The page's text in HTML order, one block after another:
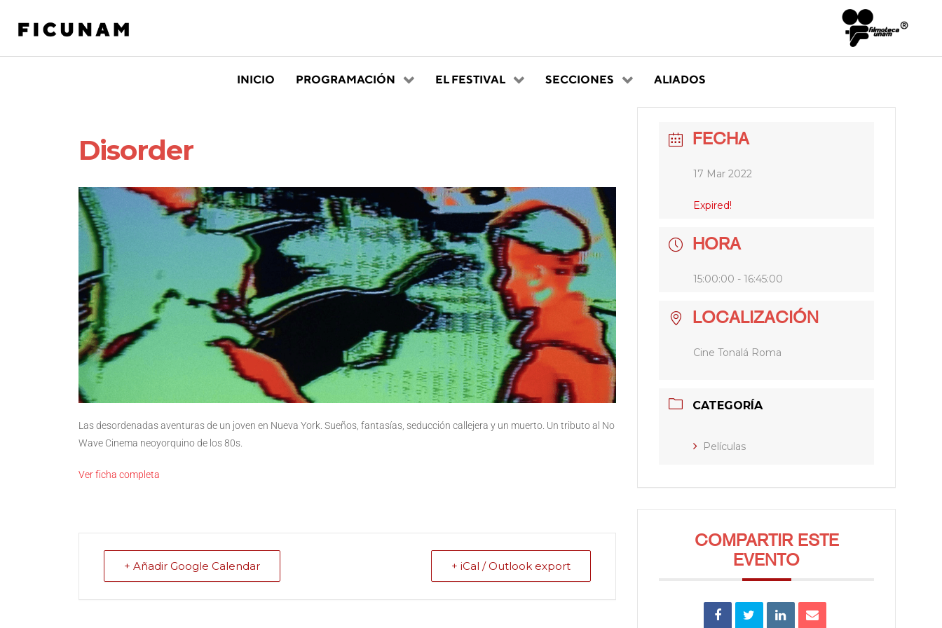
INICIO PROGRAMACIÓN EL FESTIVAL SECCIONES ALIADOS
Disorder
Las desordenadas aventuras de un joven en Nueva York. Sueños, fantasías, seducción callejera y un muerto. Un tributo al No
Wave Cinema neoyorquino de los 80s.
Ver ficha completa
+ Añadir Google Calendar + iCal / Outlook export
FECHA
17 Mar 2022
Expired!
HORA
15:00:00 - 16:45:00
LOCALIZACIÓN
Cine Tonalá Roma
CATEGORÍA
Películas
COMPARTIR ESTE
EVENTO